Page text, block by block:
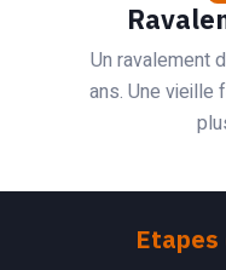
Un ravalement
ans. Une vieille